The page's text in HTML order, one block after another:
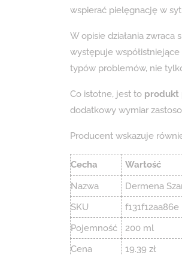
wspierać pielęgnację w
W opisie działania zwraca
występuje
typów problemów, nie
Co istotne, jest to produkt
dodatkowy wymiar
Producent wskazuje
Cecha
Wartość
Nazwa
Dermena
SKU
f131f12aa86e
Pojemność
200 ml
Cena
19.39 zł